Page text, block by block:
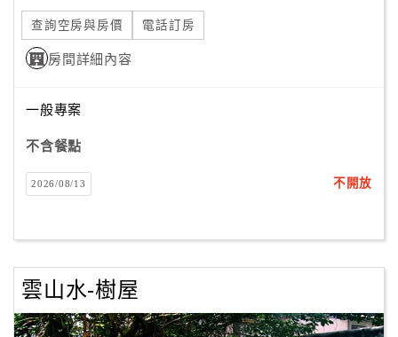
紅
利
查
訂
房
Q&A
旅
卡
訂
查詢空房與房價 電話訂房
房間詳細內容
一般專案
不含餐點
2026/08/13 不開放
雲山水-樹屋